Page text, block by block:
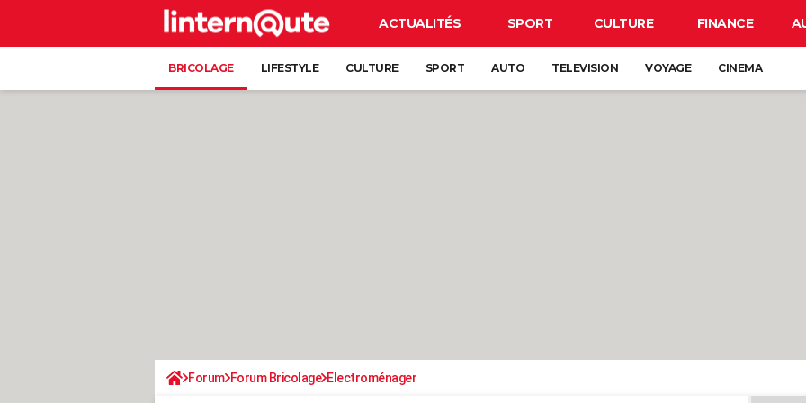
ACTUALITÉS SPORT CULTURE FINANCE
BRICOLAGE LIFESTYLE CULTURE SPORT AUTO TELEVISION VOYAGE CINEMA
Forum Forum Bricolage Electroménager